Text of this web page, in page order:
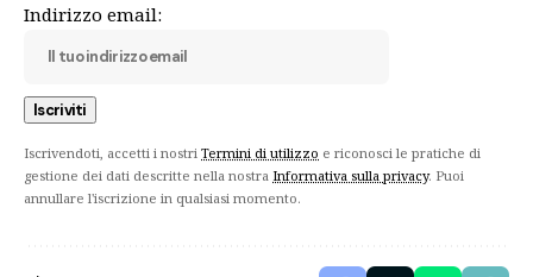
Indirizzo email:
Iscrivendoti, accetti i nostri Termini di utilizzo e riconosci le pratiche di
gestione dei dati descritte nella nostra Informativa sulla privacy. Puoi
annullare l'iscrizione in qualsiasi momento.